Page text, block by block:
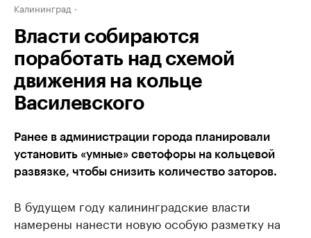
Калининград
Власти собираются
поработать над схемой
движения на кольце
Василевского
Ранее в администрации города планировали
установить «умные» светофоры на кольцевой
развязке, чтобы снизить количество заторов.
В будущем году калининградские власти
намерены нанести новую особую разметку на